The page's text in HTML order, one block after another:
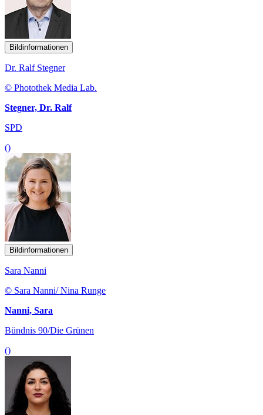
Bildinformationen
Dr. Ralf Stegner
© Photothek Media Lab.
Stegner, Dr. Ralf
SPD
()
Bildinformationen
Sara Nanni
© Sara Nanni/ Nina Runge
Nanni, Sara
Bündnis 90/Die Grünen
()